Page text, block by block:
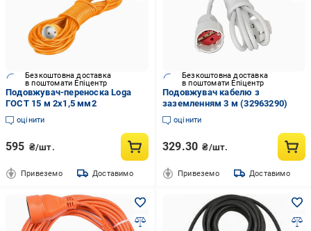
Безкоштовна доставка
в поштомати Епіцентр
Подовжувач-переноска Loga
ГОСТ 15 м 2х1,5 мм2
оцінити
595 ₴/шт.
Привеземо Доставимо
Безкоштовна доставка
в поштомати Епіцентр
Подовжувач кабелю з
заземленням 3 м (32963290)
оцінити
329.30 ₴/шт.
Привеземо Доставимо